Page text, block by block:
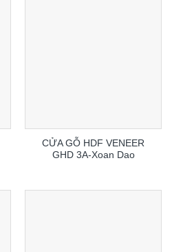
CỬA GỖ HDF VENEER
GHD 3A-Xoan Dao